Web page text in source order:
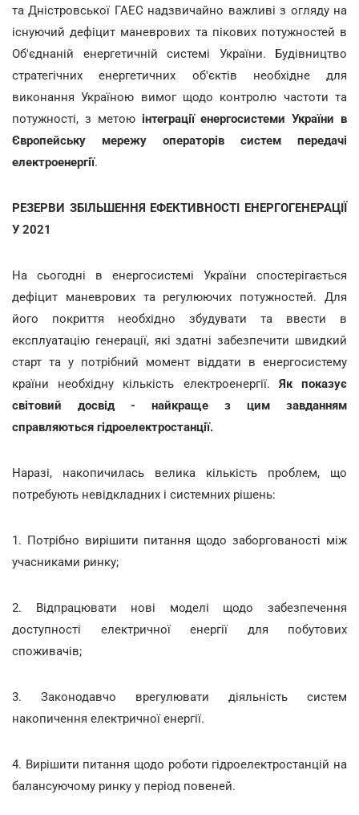
та Дністровської ГАЕС надзвичайно важливі з огляду на
існуючий дефіцит маневрових та пікових потужностей в
Об'єднаній енергетичній системі України. Будівництво
стратегічних енергетичних об'єктів необхідне для
виконання Україною вимог щодо контролю частоти та
потужності, з метою інтеграції енергосистеми України в
Європейську мережу операторів систем передачі
електроенергії.
РЕЗЕРВИ ЗБІЛЬШЕННЯ ЕФЕКТИВНОСТІ ЕНЕРГОГЕНЕРАЦІЇ
У 2021
На сьогодні в енергосистемі України спостерігається
дефіцит маневрових та регулюючих потужностей. Для
його покриття необхідно збудувати та ввести в
експлуатацію генерації, які здатні забезпечити швидкий
старт та у потрібний момент віддати в енергосистему
країни необхідну кількість електроенергії. Як показує
світовий досвід - найкраще з цим завданням
справляються гідроелектростанції.
Наразі, накопичилась велика кількість проблем, що
потребують невідкладних і системних рішень:
1. Потрібно вирішити питання щодо заборгованості між
учасниками ринку;
2. Відпрацювати нові моделі щодо забезпечення
доступності електричної енергії для побутових
споживачів;
3. Законодавчо врегулювати діяльність систем
накопичення електричної енергії.
4. Вирішити питання щодо роботи гідроелектростанцій на
балансуючому ринку у період повеней.